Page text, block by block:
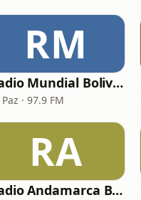
RM
Radio Mundial Bolivia
Paz · 97.9 FM
RA
Radio Andamarca Bolivia